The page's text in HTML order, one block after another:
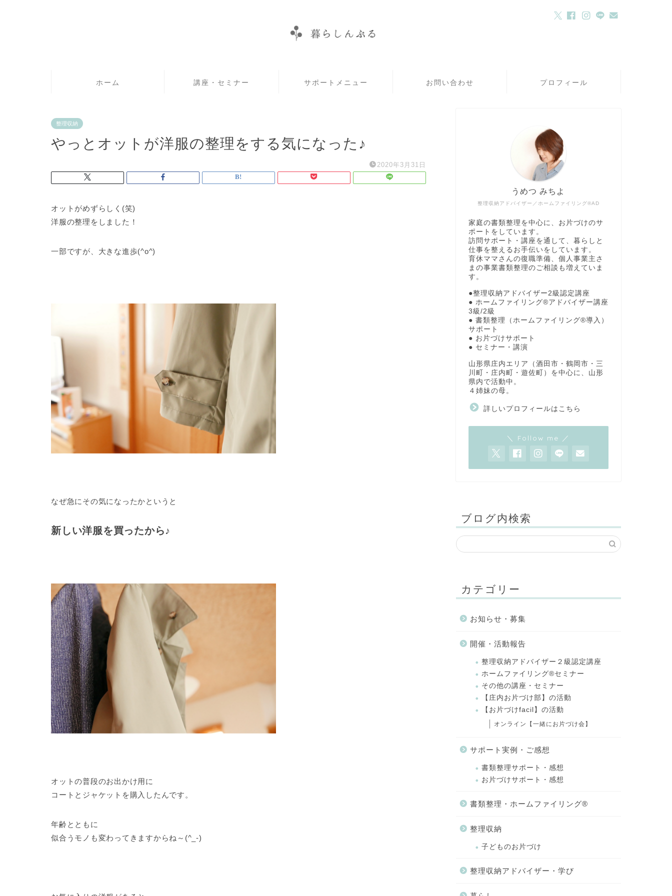
ホーム 講座・セミナー サポートメニュー お問い合わせ プロフィール
整理収納
やっとオットが洋服の整理をする気になった♪
2020年3月31日
オットがめずらしく(笑)
洋服の整理をしました！
一部ですが、大きな進歩(^o^)
なぜ急にその気になったかというと
新しい洋服を買ったから♪
オットの普段のお出かけ用に
コートとジャケットを購入したんです。
年齢とともに
似合うモノも変わってきますからね～(^_-)
整理収納アドバイザー／ホームファイリング®AD
うめつ みちよ
家庭の書類整理を中心に、お片づけのサ
ポートをしています。
訪問サポート・講座を通して、暮らしと
仕事を整えるお手伝いをしています。
育休ママさんの復職準備、個人事業主さ
まの事業書類整理のご相談も増えていま
す。
●整理収納アドバイザー2級認定講座
● ホームファイリング®アドバイザー講座
3級/2級
● 書類整理（ホームファイリング®導入）
サポート
● お片づけサポート
● セミナー・講演
山形県庄内エリア（酒田市・鶴岡市・三
川町・庄内町・遊佐町）を中心に、山形
県内で活動中。
４姉妹の母。
詳しいプロフィールはこちら
＼ Follow me ／
ブログ内検索
カテゴリー
お知らせ・募集
開催・活動報告
整理収納アドバイザー２級認定講座
ホームファイリング®セミナー
その他の講座・セミナー
【庄内お片づけ部】の活動
【お片づけfacil】の活動
オンライン【一緒にお片づけ会】
サポート実例・ご感想
書類整理サポート・感想
お片づけサポート・感想
書類整理・ホームファイリング®
整理収納
子どものお片づけ
整理収納アドバイザー・学び